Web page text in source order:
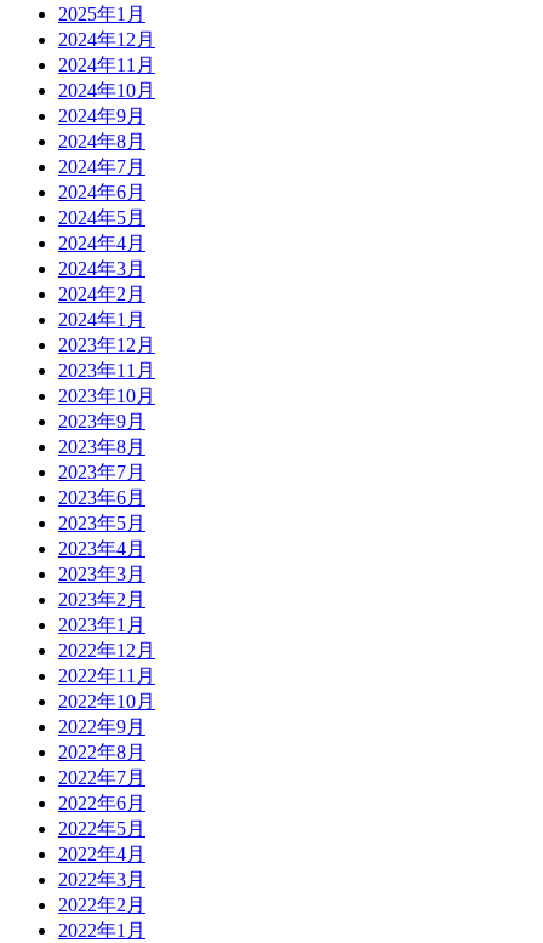
2025年1月
2024年12月
2024年11月
2024年10月
2024年9月
2024年8月
2024年7月
2024年6月
2024年5月
2024年4月
2024年3月
2024年2月
2024年1月
2023年12月
2023年11月
2023年10月
2023年9月
2023年8月
2023年7月
2023年6月
2023年5月
2023年4月
2023年3月
2023年2月
2023年1月
2022年12月
2022年11月
2022年10月
2022年9月
2022年8月
2022年7月
2022年6月
2022年5月
2022年4月
2022年3月
2022年2月
2022年1月